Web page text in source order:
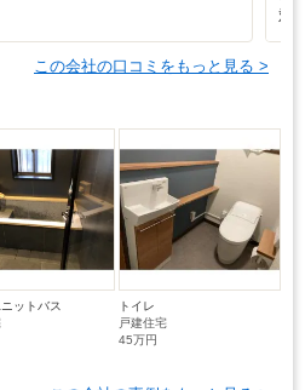
対
この会社の口コミをもっと見る >
ットバス
トイレ
戸建住宅
45万円